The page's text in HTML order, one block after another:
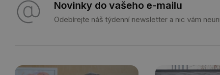
Novinky do vašeho e-mailu
Odebírejte náš týdenní newsletter a nic vám